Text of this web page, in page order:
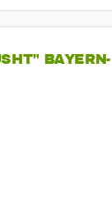
BAYERN-